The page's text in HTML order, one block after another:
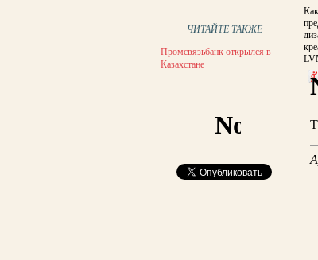
ЧИТАЙТЕ ТАКЖЕ
Промсвязьбанк открылся в
Казахстане